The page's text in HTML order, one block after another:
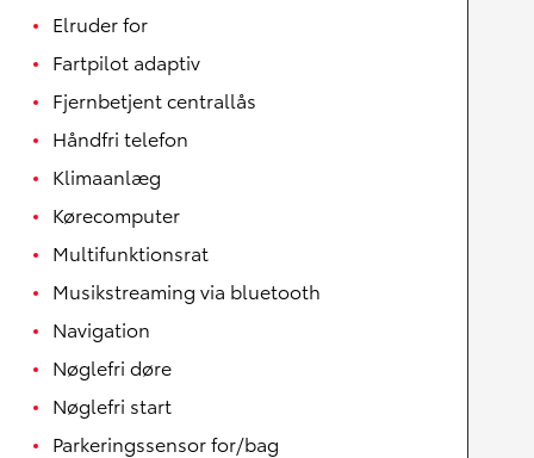
Elruder for
Fartpilot adaptiv
Fjernbetjent centrallås
Håndfri telefon
Klimaanlæg
Kørecomputer
Multifunktionsrat
Musikstreaming via bluetooth
Navigation
Nøglefri døre
Nøglefri start
Parkeringssensor for/bag